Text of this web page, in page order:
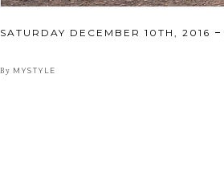
POSTED
SATURDAY DECEMBER 10TH, 2016
By MYSTYLE